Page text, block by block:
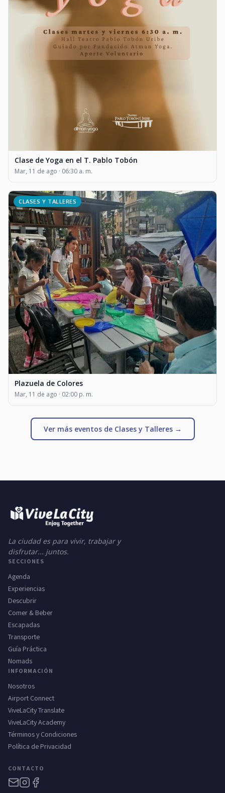
Clase de Yoga en el T. Pablo Tobón
Mar, 11 de ago · 06:30 a. m.
CLASES Y TALLERES
Plazuela de Colores
Mar, 11 de ago · 02:00 p. m.
Ver más eventos de Clases y Talleres →
La ciudad es para vivir, trabajar y
disfrutar... juntos.
SECCIONES
Agenda
Experiencias
Descubrir
Comer & Beber
Escapadas
Transporte
Guía Práctica
Nomads
INFORMACIÓN
Nosotros
Airport Connect
ViveLaCity Translate
ViveLaCity Academy
Términos y Condiciones
Política de Privacidad
CONTACTO